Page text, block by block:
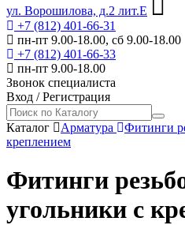
ул. Ворошилова, д.2 лит.Е
+7 (812) 401-66-31
пн-пт 9.00-18.00, сб 9.00-18.00
+7 (812) 401-66-33
пн-пт 9.00-18.00
Звонок специалиста
Вход /Регистрация
Каталог Арматура Фитинги
креплением
Фитинги
угольники с